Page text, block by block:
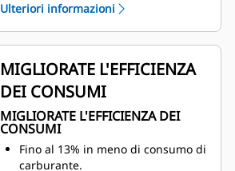
Electronic Control Strategy)
I comandi della trasmissione
trasferiscono maggiore coppia ai
cambi, producendo cicli più rapidi,
in modo più evidente sulle
pendenze.
Assicuratevi una maggiore
produttività utilizzando un sistema
di controllo della trazione (TCS) più
reattivo.
Ulteriori informazioni
MIGLIORATE L'EFFICIENZA
DEI CONSUMI
MIGLIORATE L'EFFICIENZA DEI
CONSUMI
Fino al 13% in meno di consumo di
carburante.